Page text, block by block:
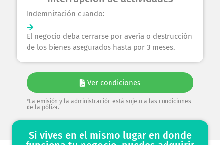
Indemnización cuando:
El negocio deba cerrarse por avería o destrucción
de los bienes asegurados hasta por 3 meses.
Ver condiciones
*La emisión y la administración está sujeto a las condiciones
de la póliza.
Si vives en el mismo lugar en donde